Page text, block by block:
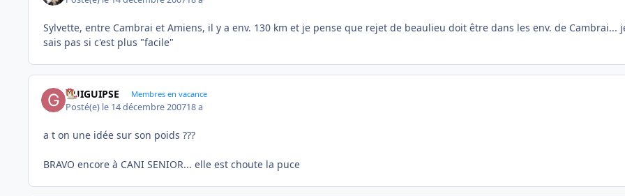
Sylvette, entre Cambrai et Amiens, il y a env. 130 km et je pense que rejet de beaulieu doit être dans les env. de Cambrai...
sais pas si c'est plus "facile"
GUIGUIPSE Membres en vacance
Posté(e) le 14 décembre 200718 a
a t on une idée sur son poids ???
BRAVO encore à CANI SENIOR... elle est choute la puce